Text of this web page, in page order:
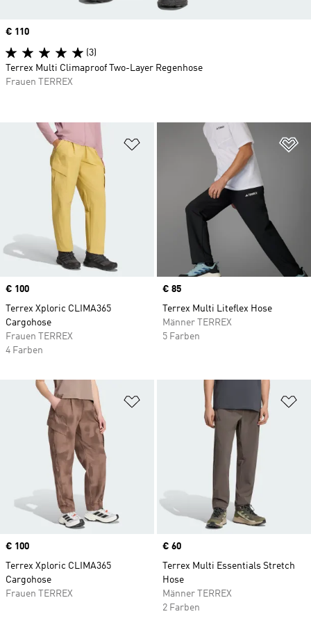
Zur Wunschliste hinzufügen
Price
€ 100
Terrex Xploric CLIMA365
Cargohose
Frauen TERREX
4 Farben
Price
€ 85
Terrex Multi Liteflex Hose
Männer TERREX
5 Farben
Zur Wunschliste hinzufügen
Price
€ 100
Terrex Xploric CLIMA365
Cargohose
Frauen TERREX
Price
€ 60
Terrex Multi Essentials Stretch
Hose
Männer TERREX
2 Farben
Price
€ 110
(3)
Terrex Multi Climaproof Two-Layer Regenhose
Frauen TERREX